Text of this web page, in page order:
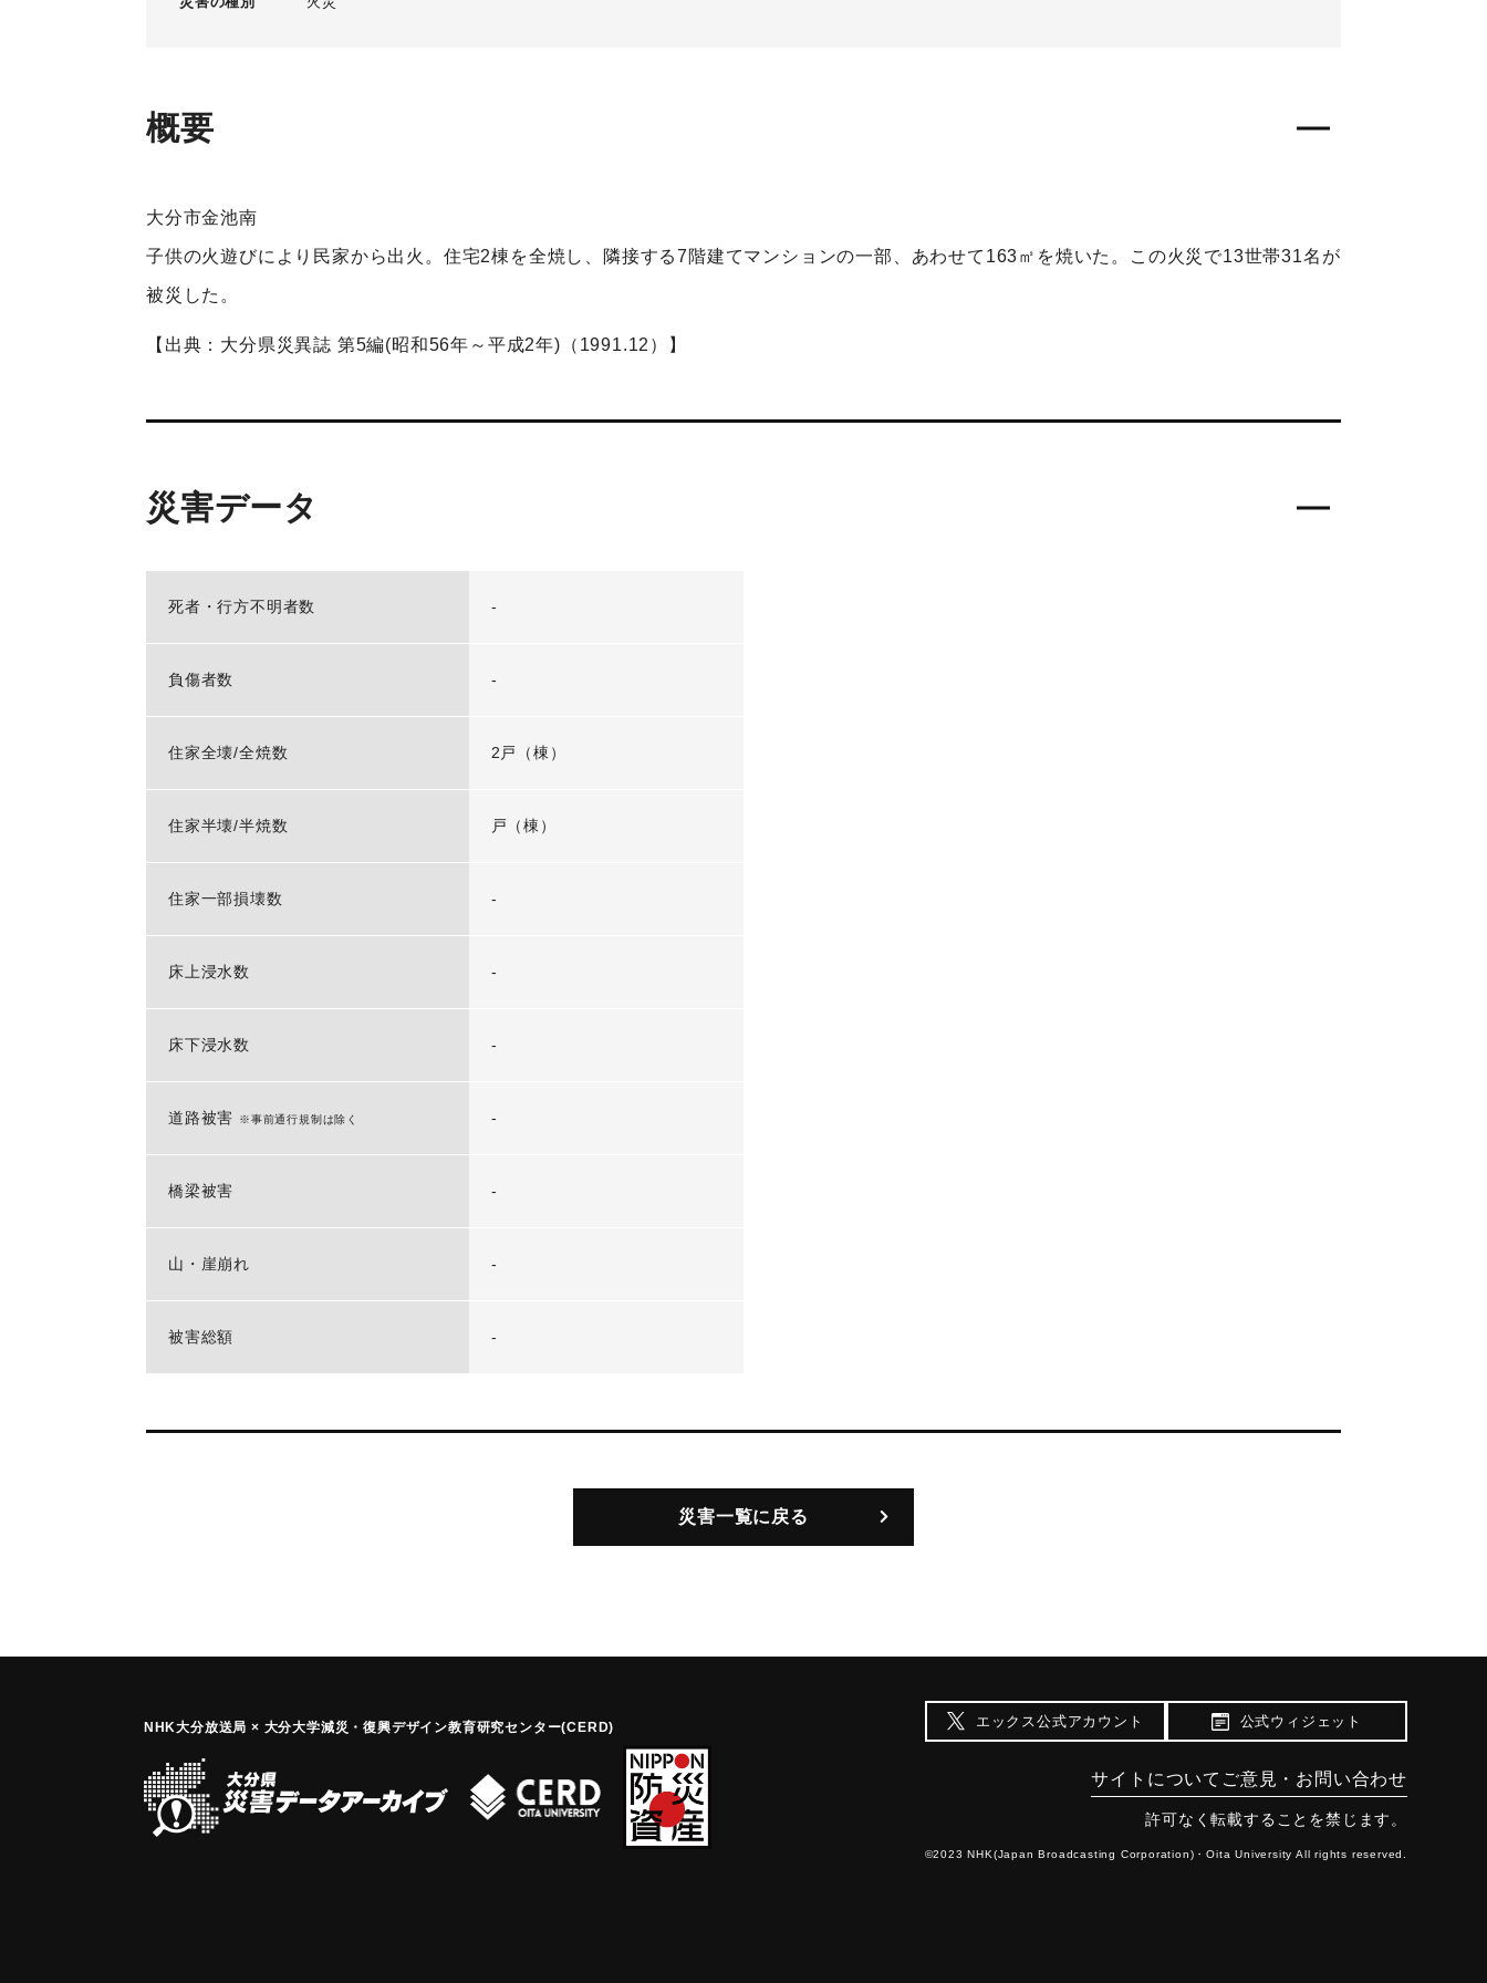
概要
大分市金池南
子供の火遊びにより民家から出火。住宅2棟を全焼し、隣接する7階建てマンションの一部、あわせて163㎡を焼いた。この火災で13世帯31名が
被災した。
【出典：大分県災異誌 第5編(昭和56年～平成2年)（1991.12）】
災害データ
死者・行方不明者数 -
負傷者数 -
住家全壊/全焼数 2戸（棟）
住家半壊/半焼数 戸（棟）
住家一部損壊数 -
床上浸水数 -
床下浸水数 -
道路被害 ※事前通行規制は除く -
橋梁被害 -
山・崖崩れ -
被害総額 -
災害一覧に戻る
NHK大分放送局 × 大分大学減災 ・復興デザイン教育研究センター(CERD) エックス公式アカウント 公式ウィジェット
サイトについて ご意見・お問い合わせ
許可なく転載することを禁じます。
©2023 NHK(Japan Broadcasting Corporation)・Oita University All rights reserved.